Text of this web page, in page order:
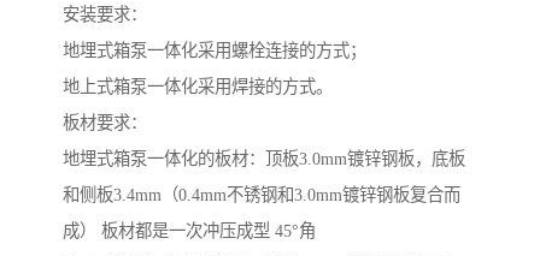
安装要求：
地埋式箱泵一体化采用螺栓连接的方式；
地上式箱泵一体化采用焊接的方式。
板材要求：
地埋式箱泵一体化的板材：顶板3.0mm镀锌钢板，底板
和侧板3.4mm（0.4mm不锈钢和3.0mm镀锌钢板复合而
成） 板材都是一次冲压成型 45°角